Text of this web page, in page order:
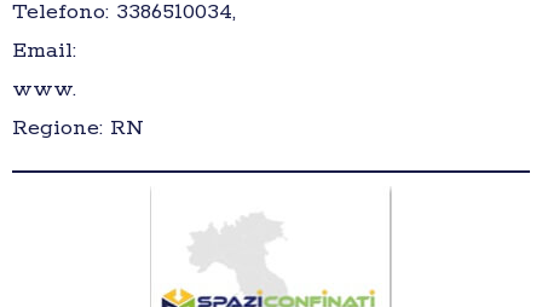
Telefono: 3386510034,
Email:
www.
Regione: RN